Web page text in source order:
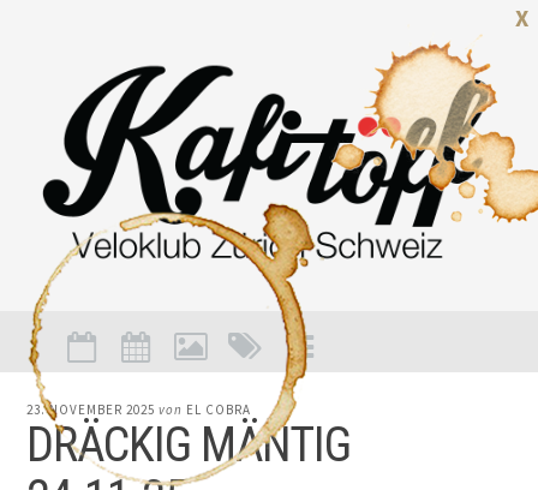
X
23. NOVEMBER 2025 von EL COBRA
DRÄCKIG MÄNTIG